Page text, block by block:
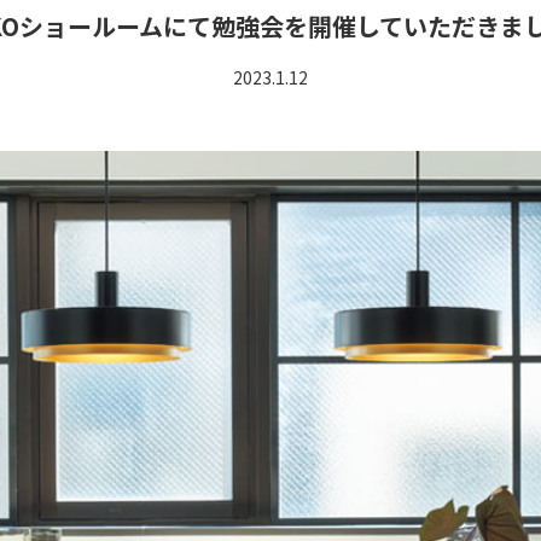
ショールームにて勉強会を開催していただき
2023.1.12